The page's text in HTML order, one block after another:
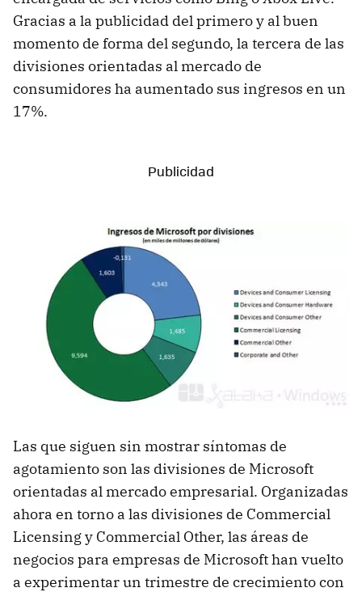
Gracias a la publicidad del primero y al buen
momento de forma del segundo, la tercera de las
divisiones orientadas al mercado de
consumidores ha aumentado sus ingresos en un
17%.
Las que siguen sin mostrar síntomas de
agotamiento son las divisiones de Microsoft
orientadas al mercado empresarial. Organizadas
ahora en torno a las divisiones de Commercial
Licensing y Commercial Other, las áreas de
negocios para empresas de Microsoft han vuelto
a experimentar un trimestre de crecimiento con